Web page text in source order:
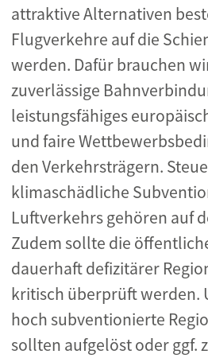
attraktive Alternativen
Flugverkehre auf die
werden. Dafür brauchen
zuverlässige
leistungsfähiges
und faire
den Verkehrsträgern.
klimaschädliche
Luftverkehrs gehören auf
Zudem sollte die
dauerhaft defizitärer
kritisch überprüft werden.
hoch subventionierte
sollten aufgelöst oder ggf.